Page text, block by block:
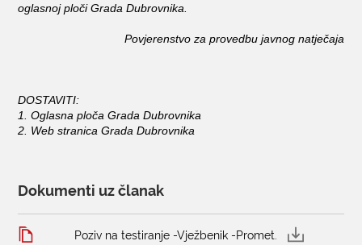
oglasnoj ploči Grada Dubrovnika.
Povjerenstvo za provedbu javnog natječaja
DOSTAVITI:
1. Oglasna ploča Grada Dubrovnika
2. Web stranica Grada Dubrovnika
Dokumenti uz članak
Poziv na testiranje -Vježbenik -Promet.